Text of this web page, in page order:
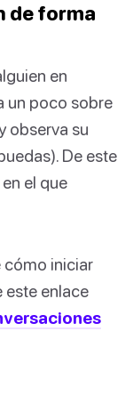
de forma
en
un poco sobre
observa su
De este
el que
cómo iniciar
este enlace